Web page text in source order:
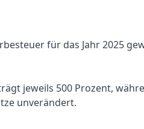
für das Jahr 2025
jeweils 500 Prozent,
unverändert.